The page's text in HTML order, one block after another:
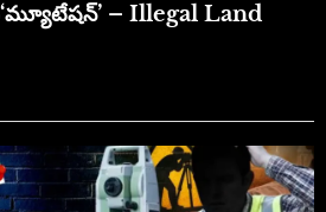
– Illegal Land